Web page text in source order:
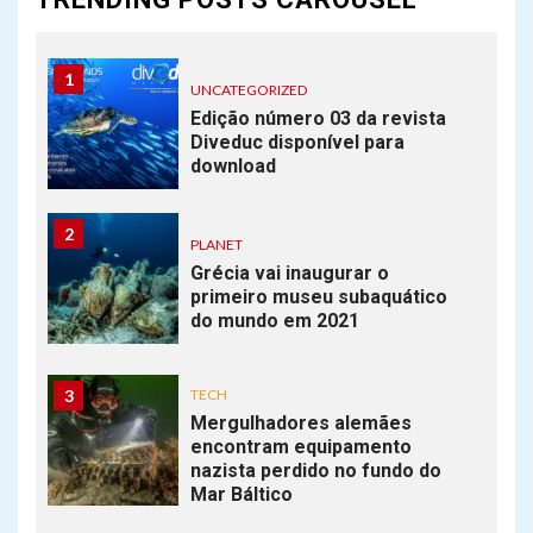
1
UNCATEGORIZED
Edição número 03 da revista
Diveduc disponível para
download
2
PLANET
Grécia vai inaugurar o
primeiro museu subaquático
do mundo em 2021
3 TECH
Mergulhadores alemães
encontram equipamento
nazista perdido no fundo do
Mar Báltico